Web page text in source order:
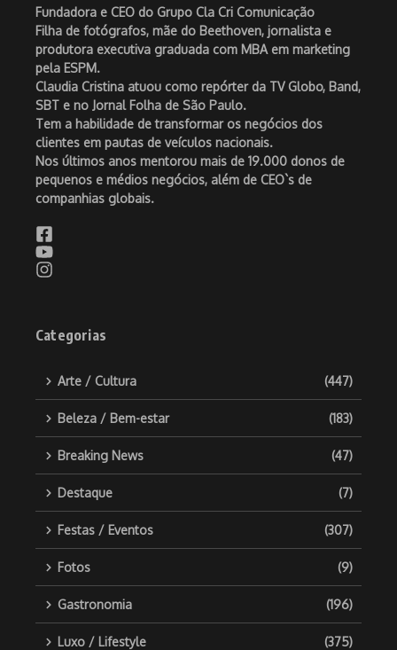
Fundadora e CEO do Grupo Cla Cri Comunicação
Filha de fotógrafos, mãe do Beethoven, jornalista e
produtora executiva graduada com MBA em marketing
pela ESPM.
Claudia Cristina atuou como repórter da TV Globo, Band,
SBT e no Jornal Folha de São Paulo.
Tem a habilidade de transformar os negócios dos
clientes em pautas de veículos nacionais.
Nos últimos anos mentorou mais de 19.000 donos de
pequenos e médios negócios, além de CEO`s de
companhias globais.
Categorias
Arte / Cultura (447)
Beleza / Bem-estar (183)
Breaking News (47)
Destaque (7)
Festas / Eventos (307)
Fotos (9)
Gastronomia (196)
Luxo / Lifestyle (375)